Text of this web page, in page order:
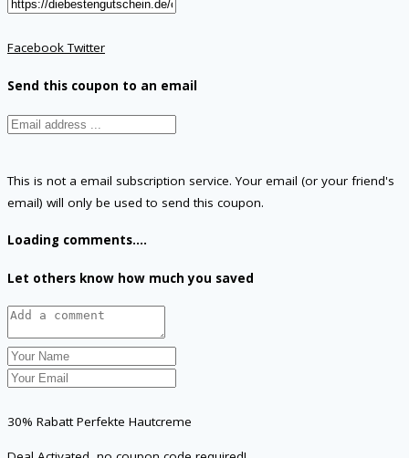
FacebookTwitter
Send this coupon to an email
This is not a email subscription service. Your email (or your friend's
email) will only be used to send this coupon.
Loading comments....
Let others know how much you saved
30% Rabatt Perfekte Hautcreme